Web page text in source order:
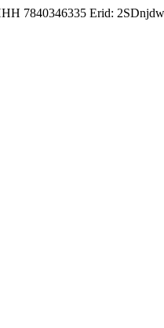
7840346335 Erid: